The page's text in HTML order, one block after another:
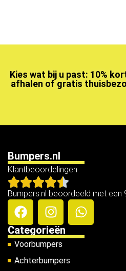
Kies wat bij u past: 10%
afhalen of gratis
Bumpers.nl
Klantbeoordelingen
Bumpers.nl beoordeeld met een
Categorieën
Voorbumpers
Achterbumpers